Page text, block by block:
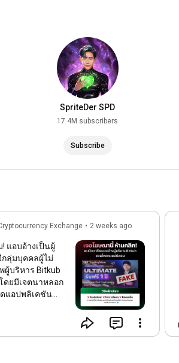
SpriteDer SPD
17.4M subscribers
Subscribe
Exchange • 2 weeks ago
แอบอ้างเป็นผู้
ลุ่มบุคคลผู้ไม่
ผู้บริหาร Bitkub
ดยมีเจตนาหลอก
แอปพลิเคชัน
ะวังและ
าว . ✅ ข้อปฏิบัติ